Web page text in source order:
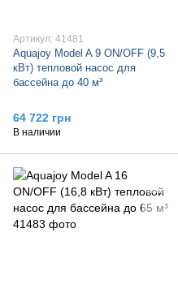
Артикул: 41481
Aquajoy Model A 9 ON/OFF (9,5
кВт) тепловой насос для
бассейна до 40 м³
64 722 грн
В наличии